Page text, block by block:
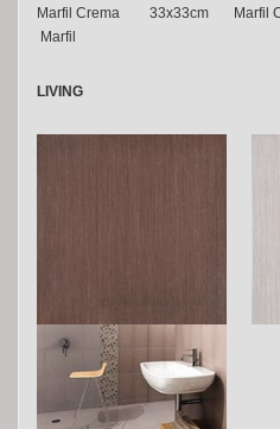
Marfil Crema 33x33cm Marfil
Marfil
LIVING